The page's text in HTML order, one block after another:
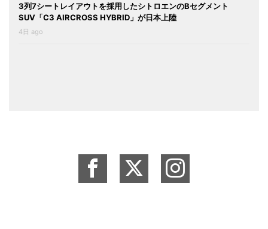
3列7シートレイアウトを採用したシトロエンのBセグメント
SUV「C3 AIRCROSS HYBRID」が日本上陸
4日 ago